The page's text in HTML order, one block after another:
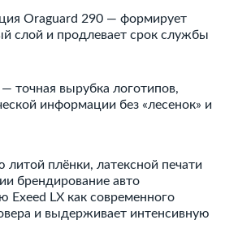
Oraguard 290 — формирует
слой и продлевает срок службы
— точная вырубка логотипов,
информации без «лесенок» и
литой плёнки, латексной печати
брендирование авто
Exeed LX как современного
и выдерживает интенсивную